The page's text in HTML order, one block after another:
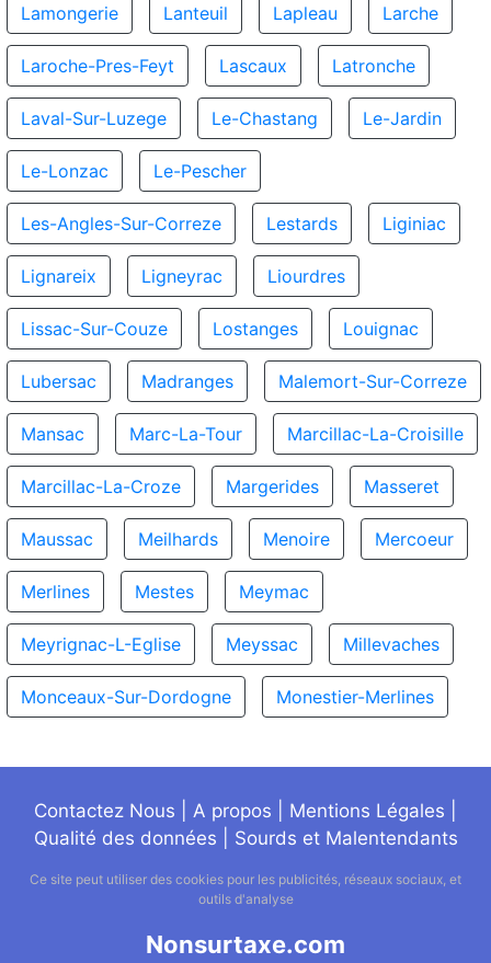
Lamongerie Lanteuil Lapleau Larche
Laroche-Pres-Feyt Lascaux Latronche
Laval-Sur-Luzege Le-Chastang Le-Jardin
Le-Lonzac Le-Pescher
Les-Angles-Sur-Correze Lestards Liginiac
Lignareix Ligneyrac Liourdres
Lissac-Sur-Couze Lostanges Louignac
Lubersac Madranges Malemort-Sur-Correze
Mansac Marc-La-Tour Marcillac-La-Croisille
Marcillac-La-Croze Margerides Masseret
Maussac Meilhards Menoire Mercoeur
Merlines Mestes Meymac
Meyrignac-L-Eglise Meyssac Millevaches
Monceaux-Sur-Dordogne Monestier-Merlines
Contactez Nous A propos Mentions Légales
Qualité des données
Sourds et Malentendants
Ce site peut utiliser des cookies pour les publicités, réseaux sociaux, et
outils d'analyse
Nonsurtaxe.com